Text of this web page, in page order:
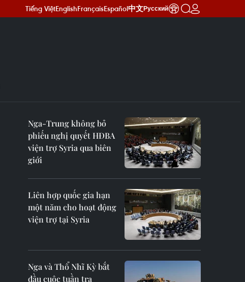
Tiếng ViệtEnglishFrançaisEspañol中文Русский
Nga-Trung không bỏ
phiếu nghị quyết HĐBA
viện trợ Syria qua biên
giới
Liên hợp quốc gia hạn
một năm cho hoạt động
viện trợ tại Syria
Nga và Thổ Nhĩ Kỳ bắt
đầu cuộc tuần tra